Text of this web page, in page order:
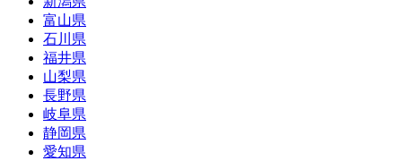
富山県
石川県
福井県
山梨県
長野県
岐阜県
静岡県
愛知県